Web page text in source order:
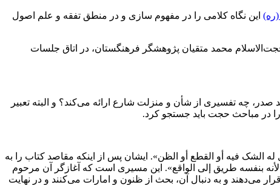
این نگاه کلامی را در مفهوم سازی و در منطق تفقه و علم اصول
محمد متقیان پژوهشگر فرهنگستان، در اتاق جلسات
چه تفسیری از شأن و منزلت شارع ارائه می‌کند؟ و البته تعبیر
در مباحث حجت باید جستجو کرد.
الشک فیه أو القطع أو الظن». ایشان پس از اینکه مقاصد کتاب را به
بنفسه طریق إلی الواقع». این مسیری است که آغازگر آن مرحوم
می‌دهند و به دنبال آن، بحث از ظنون و امارات می‌کنند و در نهایت